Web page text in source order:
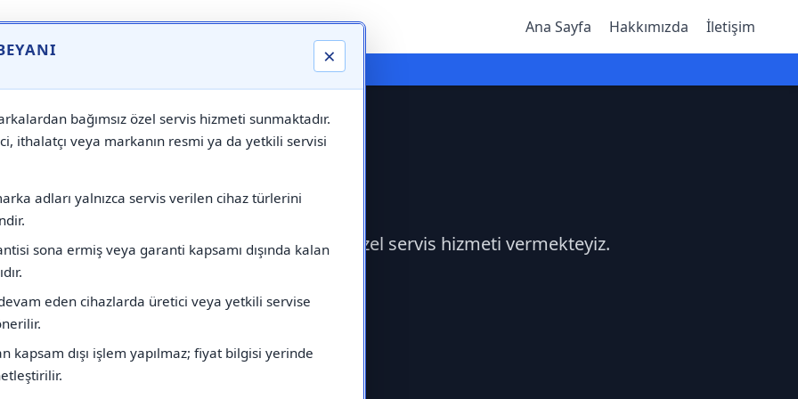
×
bağımsız özel servis hizmeti sunmaktadır.
ithalatçı veya markanın resmi ya da yetkili servisi
adları yalnızca servis verilen cihaz türlerini
sona ermiş veya garanti kapsamı dışında kalan
eden cihazlarda üretici veya yetkili servise
kapsam dışı işlem yapılmaz; fiyat bilgisi yerinde
Ana Sayfa Hakkımızda İletişim
⚠️ Markadan Bağımsız "Özel Servis" Hizmeti
çağırabilirsiniz.Markadan bağımsız özel servis hizmeti vermekteyiz.